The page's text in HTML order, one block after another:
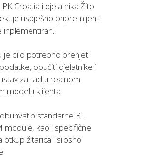
Croatia i djelatnika Žito
je uspješno pripremljen i
inplementiran.
je bilo potrebno prenjeti
obučiti djelatnike i
za rad u realnom
modelu klijenta.
standarne BI,
module, kao i specifične
otkup žitarica i silosno